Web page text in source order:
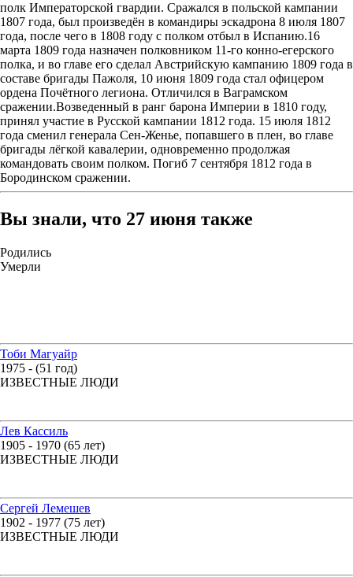
полк Императорской гвардии. Сражался в польской кампании
1807 года, был произведён в командиры эскадрона 8 июля 1807
года, после чего в 1808 году с полком отбыл в Испанию.16
марта 1809 года назначен полковником 11-го конно-егерского
полка, и во главе его сделал Австрийскую кампанию 1809 года в
составе бригады Пажоля, 10 июня 1809 года стал офицером
ордена Почётного легиона. Отличился в Ваграмском
сражении.Возведенный в ранг барона Империи в 1810 году,
принял участие в Русской кампании 1812 года. 15 июля 1812
года сменил генерала Сен-Женье, попавшего в плен, во главе
бригады лёгкой кавалерии, одновременно продолжая
командовать своим полком. Погиб 7 сентября 1812 года в
Бородинском сражении.
Вы знали, что 27 июня также
Родились
Умерли
Тоби Магуайр
1975 - (51 год)
ИЗВЕСТНЫЕ ЛЮДИ
Лев Кассиль
1905 - 1970 (65 лет)
ИЗВЕСТНЫЕ ЛЮДИ
Сергей Лемешев
1902 - 1977 (75 лет)
ИЗВЕСТНЫЕ ЛЮДИ